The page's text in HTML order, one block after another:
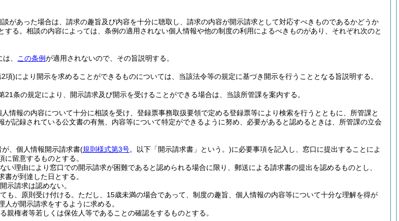
があった場合は、請求の趣旨及び内容を十分に聴取し、請求の内容が開示請求として対応すべきものであるかどうか
する。 相談の内容によっては、条例の適用されない個人情報や他の制度の利用によるべきものがあり、それぞれ次のと
、
この条例が適用されないので、その旨説明する。
項)により開示を求めることができるものについては、当該法令等の規定に基づき開示を行うこととなる旨説明する。
21条の規定により、開示請求及び開示を受けることができる場合は、当該所管課を案内する。
情報の内容について十分に相談を受け、登録票事務取扱要領で定める登録票等により検索を行うとともに、所管課と
が記録されている公文書の有無、内容等について特定ができるように努め、必要があると認めるときは、所管課の立会
、個人情報開示請求書(規則様式第3号。以下「開示請求書」という。)に必要事項を記入し、窓口に提出することによ
に留意するものとする。
い理由により窓口での開示請求が困難であると認められる場合に限り、郵送による請求書の提出を認めるものとし、
書が到達した日とする。
示請求は認めない。
も、原則受け付ける。 ただし、15歳未満の場合であって、制度の趣旨、個人情報の内容等について十分な理解を得が
が開示請求をするように求める。
親権者等若しくは保佐人等であることの確認をするものとする。